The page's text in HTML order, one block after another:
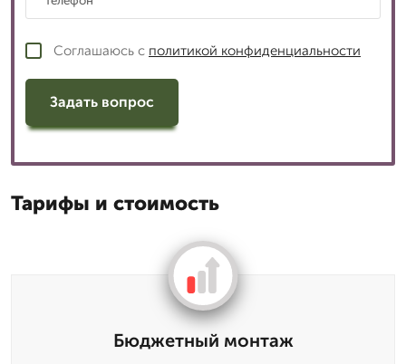
Соглашаюсь с политикой конфиденциальности
Задать вопрос
Тарифы и стоимость
Бюджетный монтаж